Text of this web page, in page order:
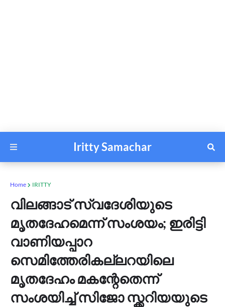
Iritty Samachar
Home IRITTY
വിലങ്ങാട് സ്വദേശിയുടെ
മൃതദേഹമെന്ന് സംശയം; ഇരിട്ടി
വാണിയപ്പാറ
സെമിത്തേരികല്ലറയിലെ
മൃതദേഹം മകന്റേതെന്ന്
സംശയിച്ച്‌ സിജോ സ്ക്കറിയയുടെ